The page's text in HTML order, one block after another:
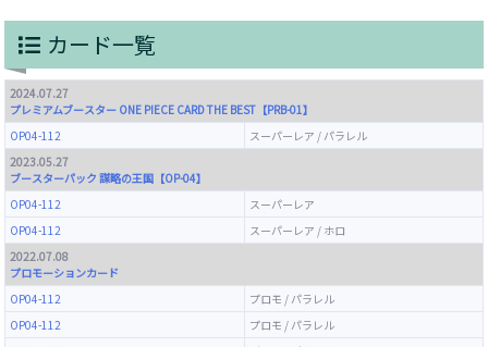
カード一覧
2024.07.27
プレミアムブースター ONE PIECE CARD THE BEST【PRB-01】
OP04-112
スーパーレア / パラレル
2023.05.27
ブースターパック 謀略の王国【OP-04】
OP04-112
スーパーレア
OP04-112
スーパーレア / ホロ
2022.07.08
プロモーションカード
OP04-112
プロモ / パラレル
OP04-112
プロモ / パラレル